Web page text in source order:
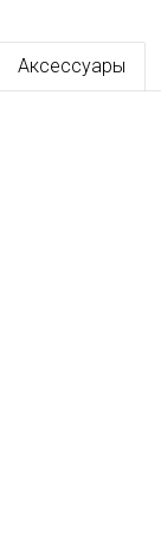
Аксессуары